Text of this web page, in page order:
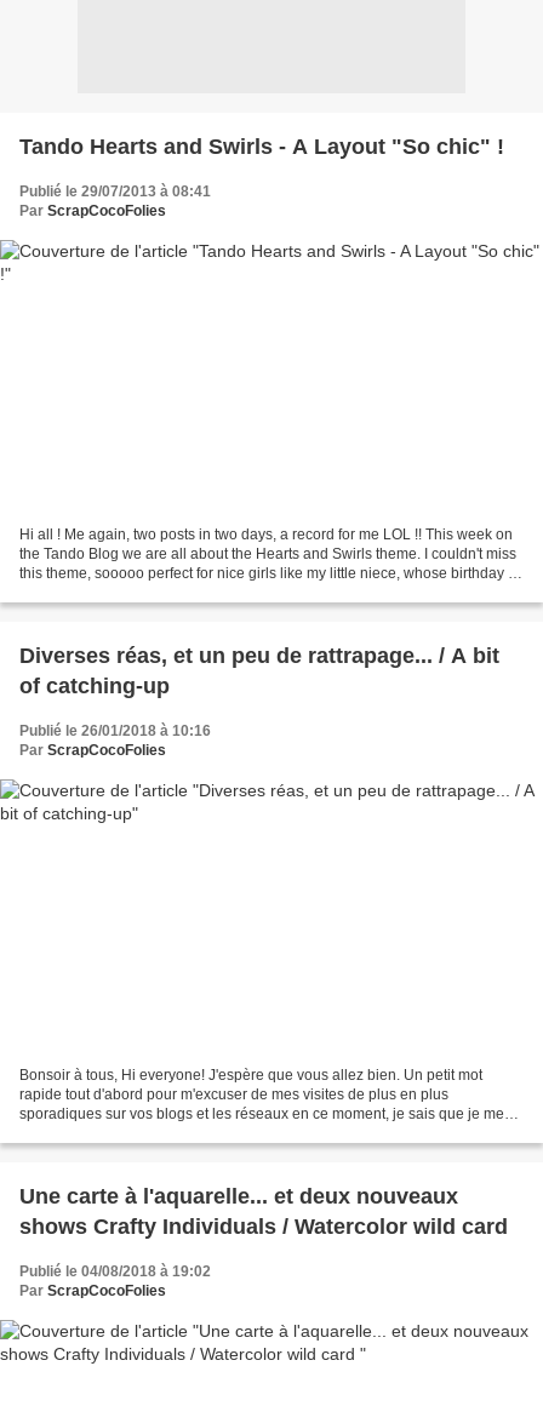
Tando Hearts and Swirls - A Layout "So chic" !
Publié le 29/07/2013 à 08:41
Par ScrapCocoFolies
Hi all ! Me again, two posts in two days, a record for me LOL !! This week on
the Tando Blog we are all about the Hearts and Swirls theme. I couldn't miss
this theme, sooooo perfect for nice girls like my little niece, whose birthday is
Diverses réas, et un peu de rattrapage... / A bit
of catching-up
Publié le 26/01/2018 à 10:16
Par ScrapCocoFolies
Bonsoir à tous, Hi everyone! J'espère que vous allez bien. Un petit mot
rapide tout d'abord pour m'excuser de mes visites de plus en plus
sporadiques sur vos blogs et les réseaux en ce moment, je sais que je me
Une carte à l'aquarelle... et deux nouveaux
shows Crafty Individuals / Watercolor wild card
Publié le 04/08/2018 à 19:02
Par ScrapCocoFolies